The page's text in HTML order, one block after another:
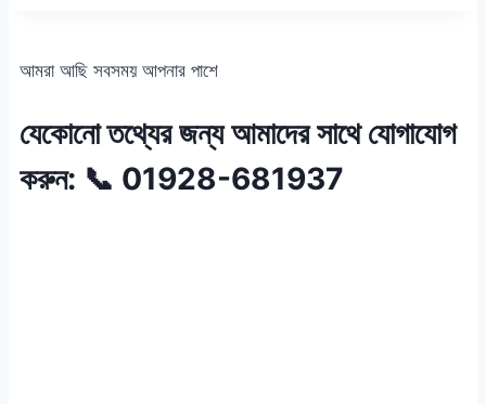
আমরা আছি সবসময় আপনার পাশে
যেকোনো তথ্যের জন্য আমাদের সাথে যোগাযোগ
করুন: 📞 01928-681937